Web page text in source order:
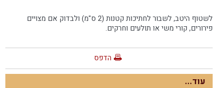
לשטוף היטב, לשבור לחתיכות קטנות (2 ס"מ) ולבדוק אם מצויים
פירורים, קורי משי או תולעים וחרקים.
הדפס
עוד...